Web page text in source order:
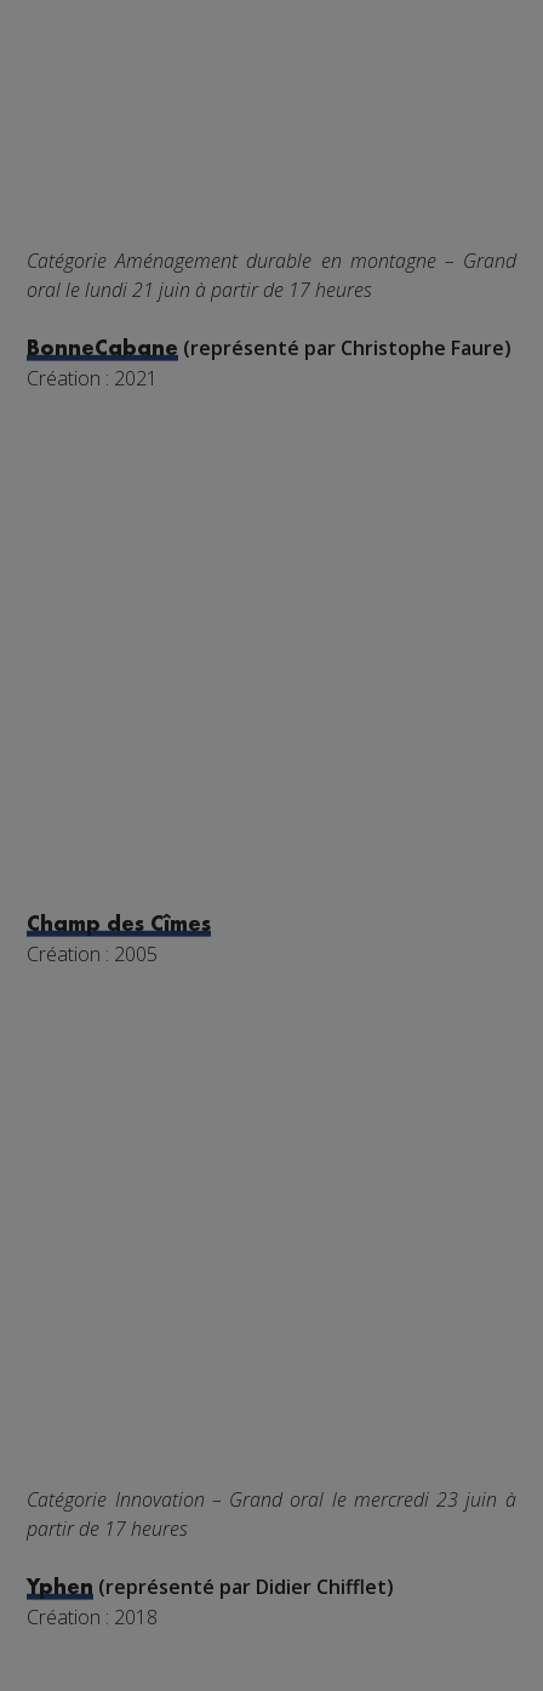
Catégorie Aménagement durable en montagne – Grand
oral le lundi 21 juin à partir de 17 heures
BonneCabane (représenté par Christophe Faure)
Création : 2021
Champ des Cîmes
Création : 2005
Catégorie Innovation – Grand oral le mercredi 23 juin à
partir de 17 heures
Yphen (représenté par Didier Chifflet)
Création : 2018